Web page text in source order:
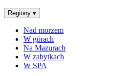
Regiony ▾
Nad morzem
W górach
Na Mazurach
W zabytkach
W SPA